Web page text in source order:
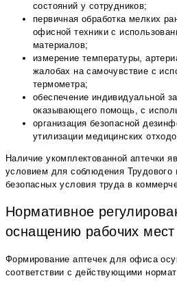
состояний у сотрудников;
первичная обработка мелких
офисной техники с
материалов;
измерение температуры,
жалобах на самочувствие с
термометра;
обеспечение индивидуальной
оказывающего помощь, с
организация безопасной
утилизации медицинских
Наличие укомплектованной аптечки
условием для соблюдения Трудового
безопасных условия труда в
Нормативное
оснащению рабочих мест
Формирование аптечек для офиса
соответствии с действующими